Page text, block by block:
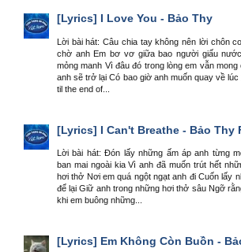
[Lyrics] I Love You - Bảo Thy
Lời bài hát: Câu chia tay không nên lời chôn
chờ anh Em bơ vơ giữa bao người giấu
mỏng manh Vì đâu đó trong lòng em vẫn
anh sẽ trở lại Có bao giờ anh muốn quay về
til the end of...
[Lyrics] I Can't Breathe - Bảo Thy
Lời bài hát: Đón lấy những ấm áp anh từng
ban mai ngoài kia Vì anh đã muốn trút hết
hơi thở Nơi em quá ngột ngạt anh đi Cuốn lấy
để lại Giữ anh trong những hơi thở sâu Ngỡ
khi em buông những...
[Lyrics] Em Không Còn Buồn -